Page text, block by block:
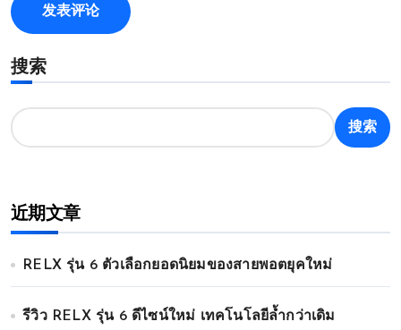
搜索
搜索
近期文章
RELX รุ่น 6 ตัวเลือกยอดนิยมของสายพอตยุคใหม่
รีวิว RELX รุ่น 6 ดีไซน์ใหม่ เทคโนโลยีล้ำกว่าเดิม